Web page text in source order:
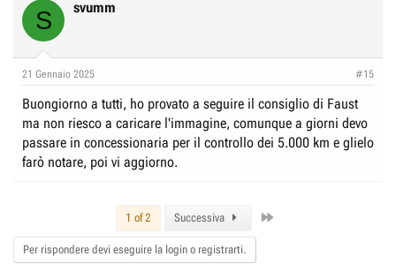
t
s
S svumm
21 Gennaio 2025 #15
Buongiorno a tutti, ho provato a seguire il consiglio di Faust
ma non riesco a caricare l'immagine, comunque a giorni devo
passare in concessionaria per il controllo dei 5.000 km e glielo
farò notare, poi vi aggiorno.
1 of 2 Successiva
Per rispondere devi eseguire la login o registrarti.